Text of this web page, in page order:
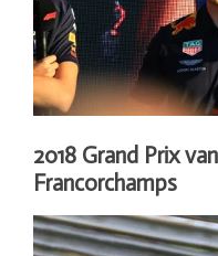
2018 Grand Prix
Francorchamps